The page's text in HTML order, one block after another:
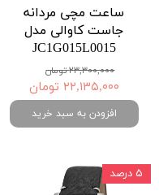
ساعت مچی مردانه
جاست کاوالی مدل
JC1G015L0015
۲۳,۳۰۰,۰۰۰ تومان
۲۲,۱۳۵,۰۰۰ تومان
افزودن به سبد خرید
۵ درصد